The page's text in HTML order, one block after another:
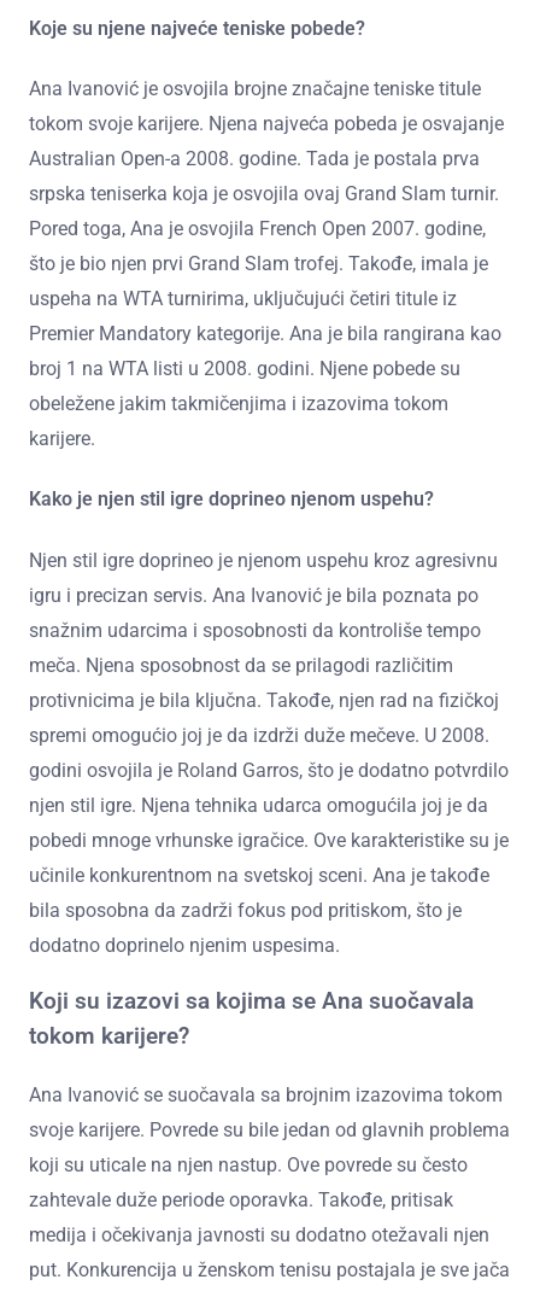
Koje su njene najveće teniske pobede?
Ana Ivanović je osvojila brojne značajne teniske titule
tokom svoje karijere. Njena najveća pobeda je osvajanje
Australian Open-a 2008. godine. Tada je postala prva
srpska teniserka koja je osvojila ovaj Grand Slam turnir.
Pored toga, Ana je osvojila French Open 2007. godine,
što je bio njen prvi Grand Slam trofej. Takođe, imala je
uspeha na WTA turnirima, uključujući četiri titule iz
Premier Mandatory kategorije. Ana je bila rangirana kao
broj 1 na WTA listi u 2008. godini. Njene pobede su
obeležene jakim takmičenjima i izazovima tokom
karijere.
Kako je njen stil igre doprineo njenom uspehu?
Njen stil igre doprineo je njenom uspehu kroz agresivnu
igru i precizan servis. Ana Ivanović je bila poznata po
snažnim udarcima i sposobnosti da kontroliše tempo
meča. Njena sposobnost da se prilagodi različitim
protivnicima je bila ključna. Takođe, njen rad na fizičkoj
spremi omogućio joj je da izdrži duže mečeve. U 2008.
godini osvojila je Roland Garros, što je dodatno potvrdilo
njen stil igre. Njena tehnika udarca omogućila joj je da
pobedi mnoge vrhunske igračice. Ove karakteristike su je
učinile konkurentnom na svetskoj sceni. Ana je takođe
bila sposobna da zadrži fokus pod pritiskom, što je
dodatno doprinelo njenim uspesima.
Koji su izazovi sa kojima se Ana suočavala
tokom karijere?
Ana Ivanović se suočavala sa brojnim izazovima tokom
svoje karijere. Povrede su bile jedan od glavnih problema
koji su uticale na njen nastup. Ove povrede su često
zahtevale duže periode oporavka. Takođe, pritisak
medija i očekivanja javnosti su dodatno otežavali njen
put. Konkurencija u ženskom tenisu postajala je sve jača